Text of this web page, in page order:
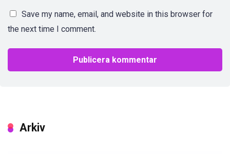
Save my name, email, and website in this browser for
the next time I comment.
Arkiv